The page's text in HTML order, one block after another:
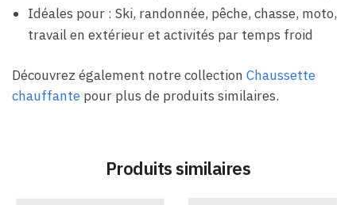
Idéales pour : Ski, randonnée, pêche, chasse, moto,
travail en extérieur et activités par temps froid
Découvrez également notre collection Chaussette
chauffante pour plus de produits similaires.
Produits similaires